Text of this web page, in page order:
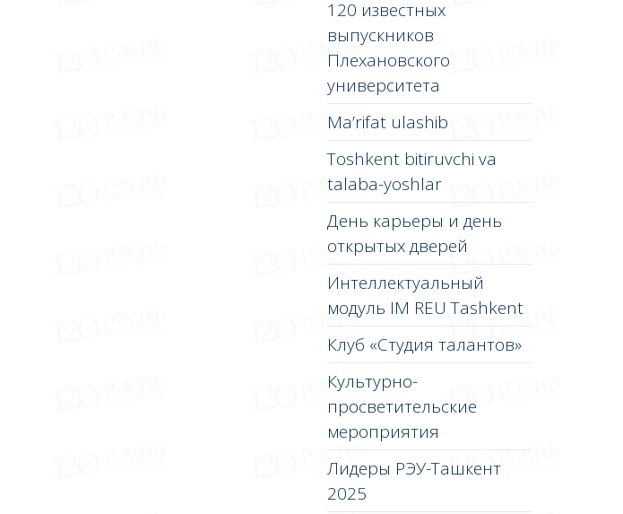
120 известных
выпускников
Плехановского
университета
Ma’rifat ulashib
Toshkent bitiruvchi va
talaba-yoshlar
День карьеры и день
открытых дверей
Интеллектуальный
модуль IM REU Tashkent
Клуб «Студия талантов»
Культурно-
просветительские
мероприятия
Лидеры РЭУ-Ташкент
2025